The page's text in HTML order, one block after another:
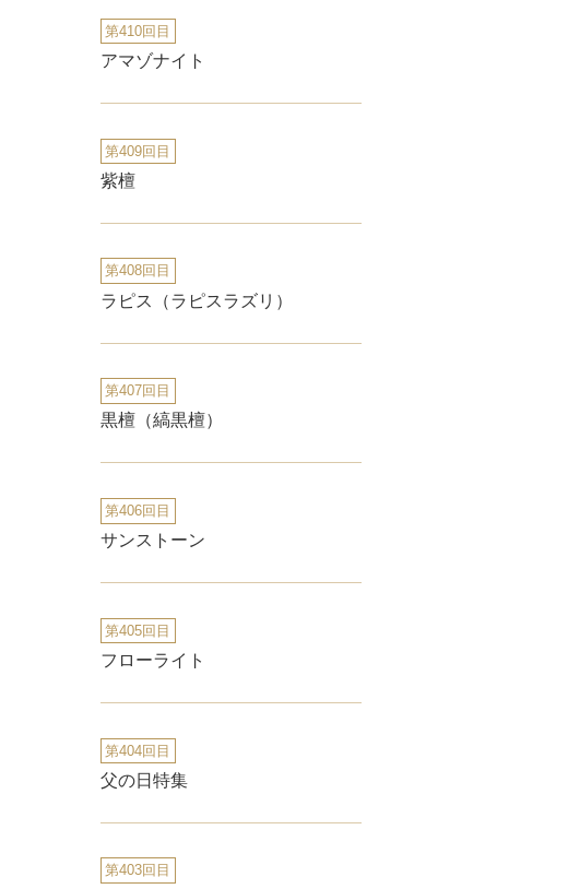
第410回目
アマゾナイト
第409回目
紫檀
第408回目
ラピス（ラピスラズリ）
第407回目
黒檀（縞黒檀）
第406回目
サンストーン
第405回目
フローライト
第404回目
父の日特集
第403回目